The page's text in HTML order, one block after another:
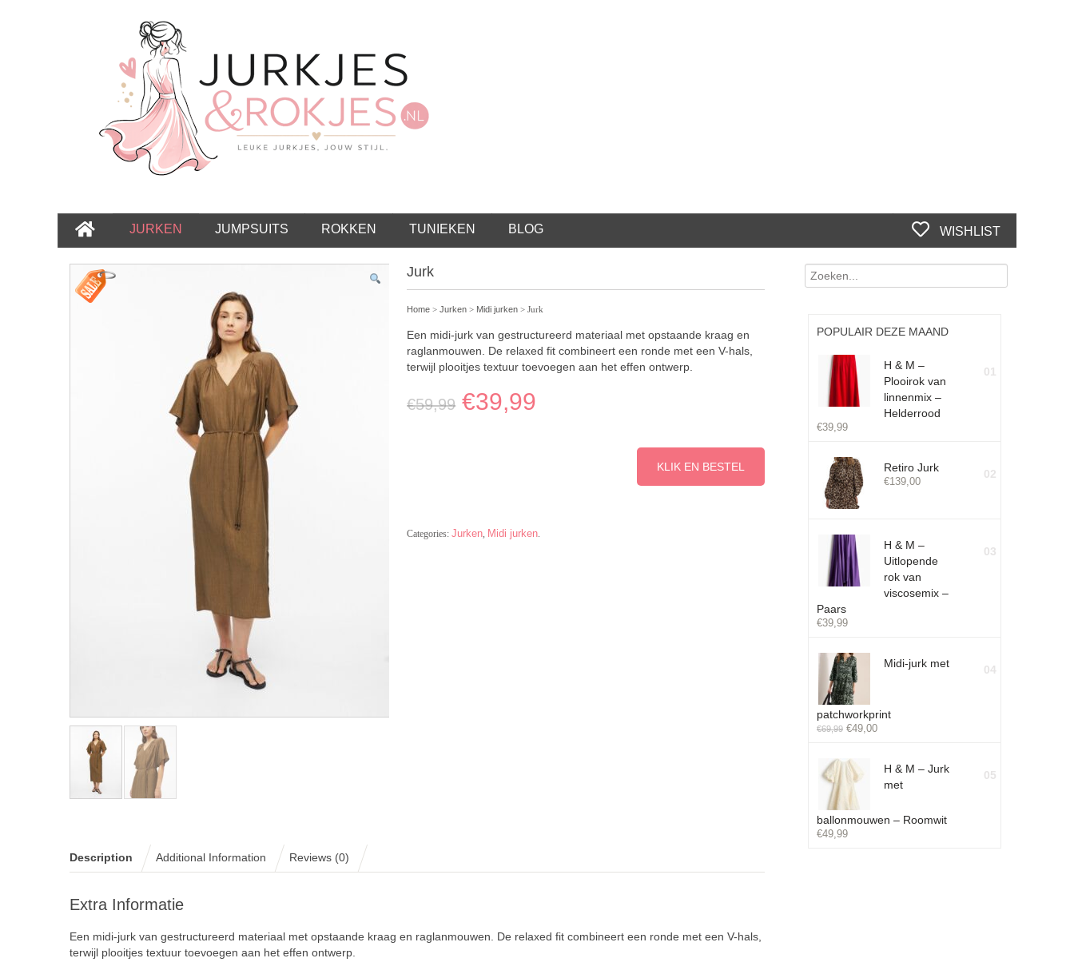
JURKEN JUMPSUITS ROKKEN TUNIEKEN BLOG WISHLIST
Jurk
Home >Jurken > Midi jurken > Jurk
Een midi-jurk van gestructureerd materiaal met opstaande kraag en
raglanmouwen. De relaxed fit combineert een ronde met een V-hals,
terwijl plooitjes textuur toevoegen aan het effen ontwerp.
€59,99 €39,99
KLIK EN BESTEL
Categories:Jurken Midi jurken
Description Additional Information Reviews (0)
Extra Informatie
Een midi-jurk van gestructureerd materiaal met opstaande kraag en raglanmouwen. De relaxed fit combineert een ronde met een V-hals,
terwijl plooitjes textuur toevoegen aan het effen ontwerp.
POPULAIR DEZE MAAND
H & M –
Plooirok van
linnenmix –
Helderrood
€39,99
01
Retiro Jurk
€139,00
02
H & M –
Uitlopende
rok van
viscosemix –
Paars
€39,99
03
Midi-jurk met
patchworkprint
€69,99 €49,00
04
H & M – Jurk
met
ballonmouwen – Roomwit
€49,99
05